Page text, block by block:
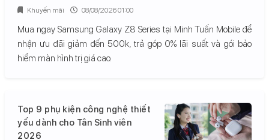
Mua ngay Samsung Galaxy Z8 Series tại Minh Tuấn Mobile để
nhận ưu đãi giảm đến 500k, trả góp 0% lãi suất và gói bảo
hiểm màn hình trị giá cao.
Khuyến mãi 08/08/2026 01:00
Top 9 phụ kiện công nghệ thiết
yếu dành cho Tân Sinh viên
2026